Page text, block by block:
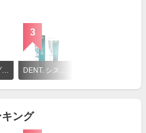
3M クリンプロ 歯みがきペースト F1450 シトラスミント フレーバー
3
DENT. システマ SP-T ジェル
ング